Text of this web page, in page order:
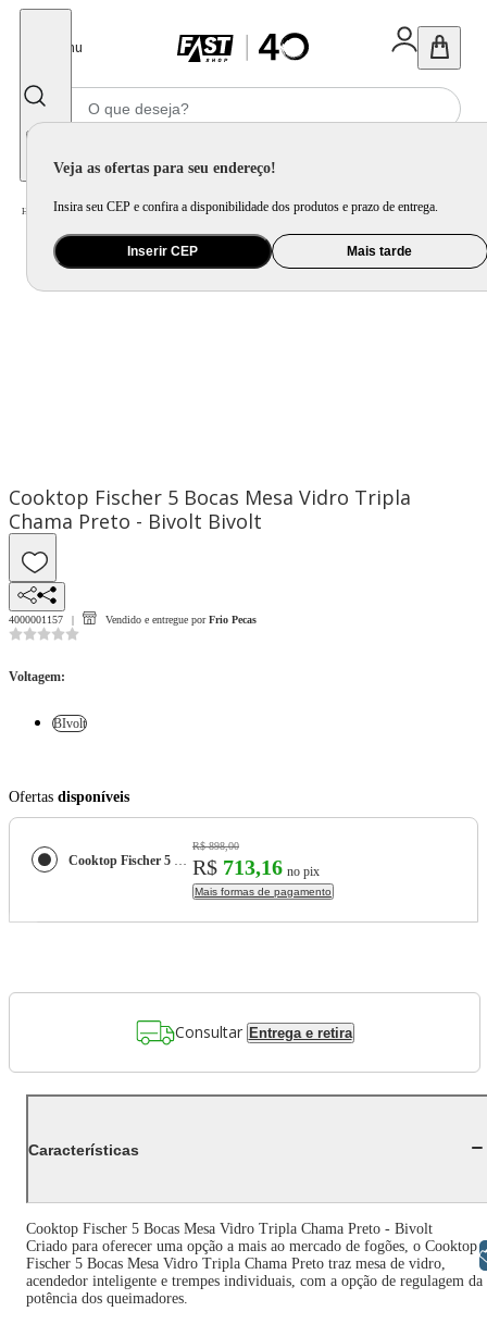
Menu
Veja as ofertas para seu endereço!
Insira seu CEP e confira a disponibilidade dos produtos e prazo de entrega.
Inserir CEP Mais tarde
Home Eletrodomésticos / Cooktop / Cooktop Fischer 5 Bocas Mesa Vidro Tripla Chama Preto - Bivolt
Cooktop Fischer 5 Bocas Mesa Vidro Tripla
Chama Preto - Bivolt Bivolt
4000001157 Vendido e entregue por Frio Pecas
Voltagem:
BIvolt
Ofertas disponíveis
Cooktop Fischer 5 Bocas Mesa Vidro Tripla Chama Preto - Bivolt
R$ 898,00
R$ 713,16 no pix
Mais formas de pagamento
Consultar Entrega e retira
Características
Cooktop Fischer 5 Bocas Mesa Vidro Tripla Chama Preto - Bivolt
Criado para oferecer uma opção a mais ao mercado de fogões, o Cooktop
Fischer 5 Bocas Mesa Vidro Tripla Chama Preto traz mesa de vidro,
acendedor inteligente e trempes individuais, com a opção de regulagem da
potência dos queimadores.
Libras